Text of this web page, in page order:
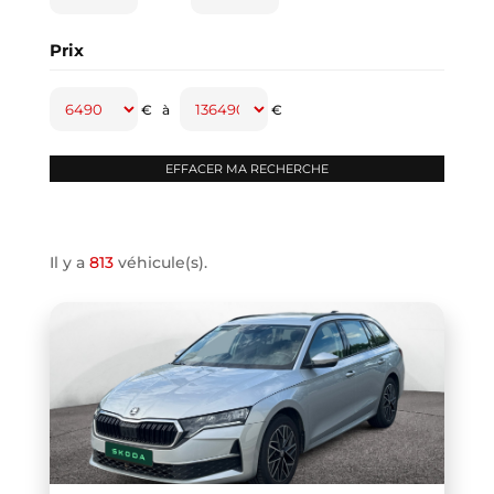
CLASSE A (1)
CLIO IV (1)
COMPASS
COOPER F67 (1)
COUPE R58 (1)
CRAFTER VAN (1)
DB11 COUPE (1)
Prix
€ à €
Il y a 813véhicule(s).